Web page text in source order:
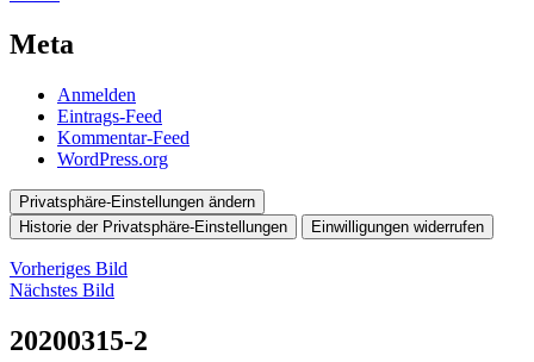
Meta
Anmelden
Eintrags-Feed
Kommentar-Feed
WordPress.org
Privatsphäre-Einstellungen ändern
Historie der Privatsphäre-Einstellungen
Einwilligungen widerrufen
Vorheriges Bild
Nächstes Bild
20200315-2